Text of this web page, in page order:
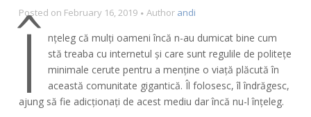
Posted on February 16, 2019 Author andi
Î
nțeleg că mulți oameni încă n-au dumicat bine cum
stă treaba cu internetul și care sunt regulile de politețe
minimale cerute pentru a menține o viață plăcută în
această comunitate gigantică. Îl folosesc, îl îndrăgesc,
ajung să fie adicționați de acest mediu dar încă nu-l înțeleg.